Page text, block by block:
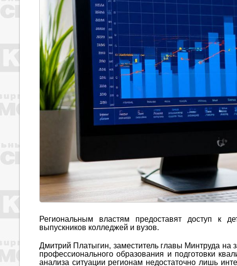
Региональным властям предоставят доступ к
выпускников колледжей и вузов.
Дмитрий Платыгин, заместитель главы Минтруда
профессионального образования и подготовки
анализа ситуации регионам недостаточно лишь